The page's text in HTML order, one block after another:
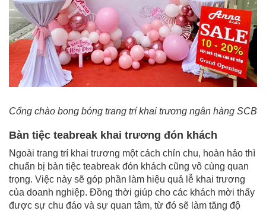
Cổng chào bong bóng trang trí khai trương ngân hàng SCB
Bàn tiệc teabreak khai trương đón khách
Ngoài trang trí khai trương một cách chỉn chu, hoàn hảo thì
chuẩn bị bàn tiệc teabreak đón khách cũng vô cùng quan
trọng. Việc này sẽ góp phần làm hiệu quả lễ khai trương
của doanh nghiệp. Đồng thời giúp cho các khách mời thấy
được sự chu đáo và sự quan tâm, từ đó sẽ làm tăng độ